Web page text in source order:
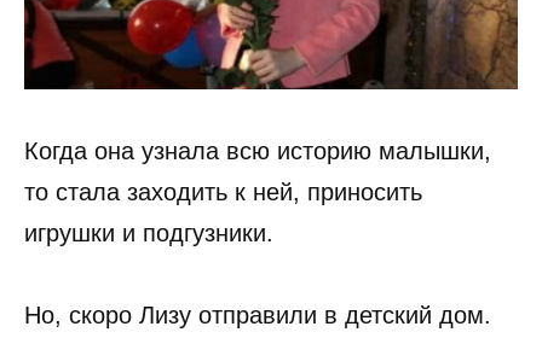
Когда она узнала всю историю малышки,
то стала заходить к ней, приносить
игрушки и подгузники.
Но, скоро Лизу отправили в детский дом.